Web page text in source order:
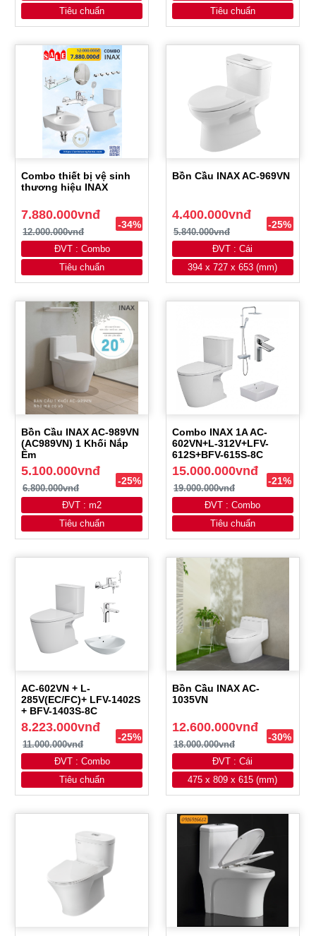
Tiêu chuẩn Tiêu chuẩn
Combo thiết bị vệ sinh
thương hiệu INAX
7.880.000vnđ
12.000.000vnđ
-34%
ĐVT : Combo
Tiêu chuẩn
Bồn Cầu INAX AC-969VN
4.400.000vnđ
5.840.000vnđ
-25%
ĐVT : Cái
394 x 727 x 653 (mm)
Bồn Cầu INAX AC-989VN
(AC989VN) 1 Khối Nắp
Êm
5.100.000vnđ
6.800.000vnđ
-25%
ĐVT : m2
Tiêu chuẩn
Combo INAX 1A AC-
602VN+L-312V+LFV-
612S+BFV-615S-8C
15.000.000vnđ
19.000.000vnđ
-21%
ĐVT : Combo
Tiêu chuẩn
AC-602VN + L-
285V(EC/FC)+ LFV-1402S
+ BFV-1403S-8C
8.223.000vnđ
11.000.000vnđ
-25%
ĐVT : Combo
Tiêu chuẩn
Bồn Cầu INAX AC-
1035VN
12.600.000vnđ
18.000.000vnđ
-30%
ĐVT : Cái
475 x 809 x 615 (mm)